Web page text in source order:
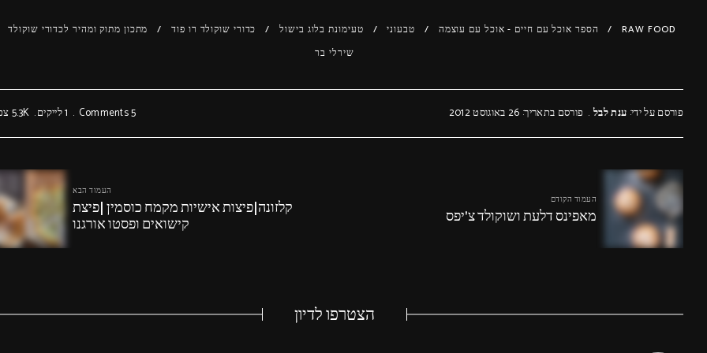
RAW FOOD הספר אוכל עם חיים - אוכל עם עוצמה טבעוני טעימונת בלוג בישול כדורי שוקולד רו פוד
מתכון מתוק ומהיר לכדורי שוקולד
שירלי בר
פורסם על ידי: ענת לבל פורסם בתאריך: 26 באוגוסט 2012 5 Comments
1לייקים 5.3K
העמוד הקודם
מאפינס דלעת ושוקולד צ'יפס
העמוד הבא
קלזונה|פיצות אישיות מקמח כוסמין |פיצת
קישואים ופסטו אורגנו
הצטרפו לדיון